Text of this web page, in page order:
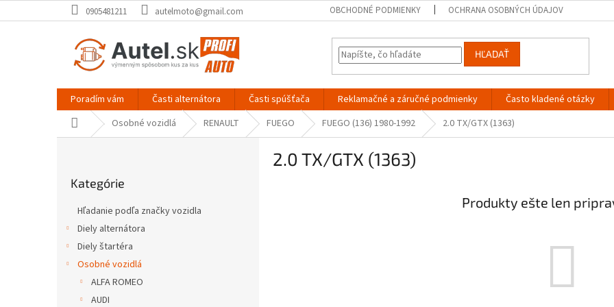
na
0905481211 autelmoto@gmail.com OBCHODNÉ PODMIENKY OCHRANA OSOBNÝCH ÚDAJOV
HĽADAŤ
Poradím vám Časti alternátora Časti spúšťača Reklamačné a záručné podmienky Často kladené otázky
Domov Osobné vozidlá RENAULT FUEGO FUEGO (136) 1980-1992 2.0 TX/GTX (1363)
kategórie
Kategórie
Hľadanie podľa značky vozidla
Diely alternátora
Diely štartéra
Osobné vozidlá
ALFA ROMEO
AUDI
2.0 TX/GTX (1363)
Produkty ešte len